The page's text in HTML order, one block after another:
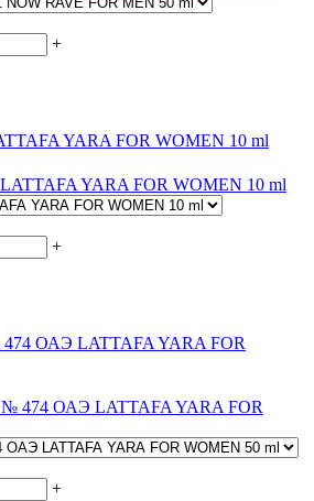
+
YARA FOR WOMEN 10 ml
+
ОАЭ LATTAFA YARA FOR
+